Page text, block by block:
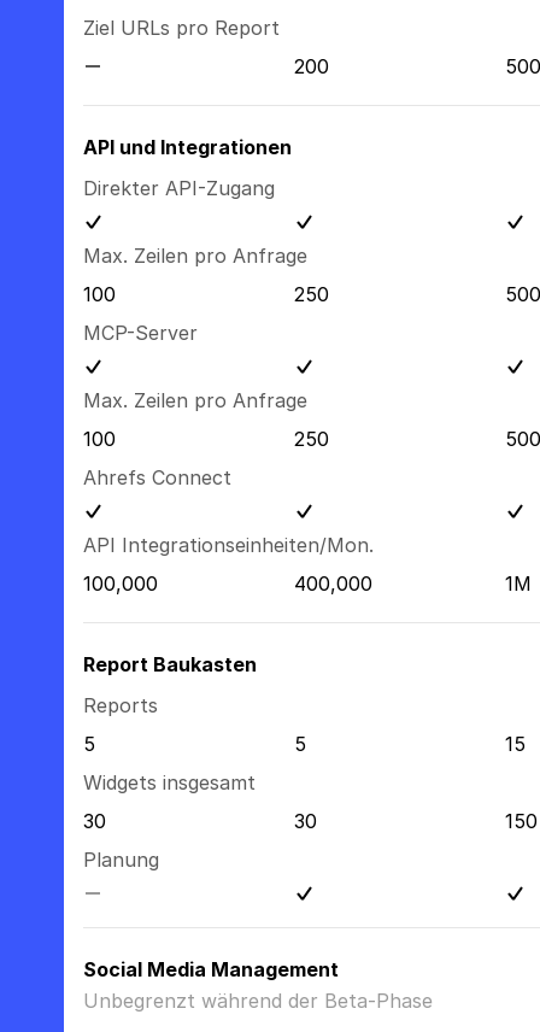
Ziel URLs pro Report
200
500
API und Integrationen
Direkter API-Zugang
Max. Zeilen pro Anfrage
100
250
500
MCP-Server
Max. Zeilen pro Anfrage
100
250
500
Ahrefs Connect
API Integrationseinheiten/Mon.
100,000
400,000 1M
Report Baukasten
Reports
5
5
15
Widgets insgesamt
30
30
150
Planung
Social Media Management
Unbegrenzt während der Beta-Phase